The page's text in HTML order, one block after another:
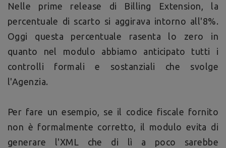
Nelle prime release di Billing Extension, la
percentuale di scarto si aggirava intorno all'8%.
Oggi questa percentuale rasenta lo zero in
quanto nel modulo abbiamo anticipato tutti i
controlli formali e sostanziali che svolge
l'Agenzia.
Per fare un esempio, se il codice fiscale fornito
non è formalmente corretto, il modulo evita di
generare l'XML che di lì a poco sarebbe